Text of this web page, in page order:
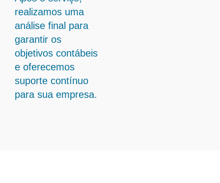
realizamos uma
análise final para
garantir os
objetivos contábeis
e oferecemos
suporte contínuo
para sua empresa.